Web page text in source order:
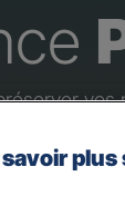
vos
de vie et
est la
savoir